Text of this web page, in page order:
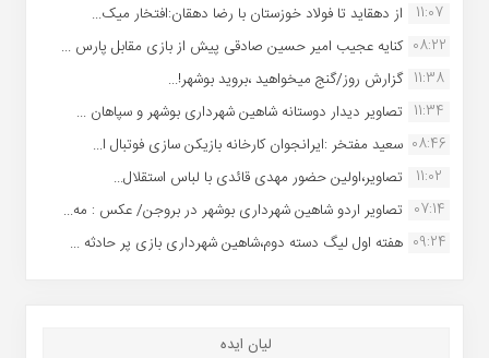
11:07
از دهقاید تا فولاد خوزستان با رضا دهقان:افتخار میک...
08:22 کنایه عجیب امیر حسین صادقی پیش از بازی مقابل پارس ...
11:38 گزارش روز/گنج میخواهید ،بروید بوشهر!...
11:34 تصاویر دیدار دوستانه شاهین شهردارى بوشهر و سپاهان ...
08:46 سعید مفتخر :ایرانجوان کارخانه بازیکن سازی فوتبال ا...
11:02
تصاویر،اولین حضور مهدی قائدی با لباس استقلال...
07:14 تصاویر اردو شاهین شهرداری بوشهر در بروجن/ عکس : مه...
09:24 هفته اول لیگ دسته دوم،شاهین شهرداری بازی پر حادثه ...
لیان ایده